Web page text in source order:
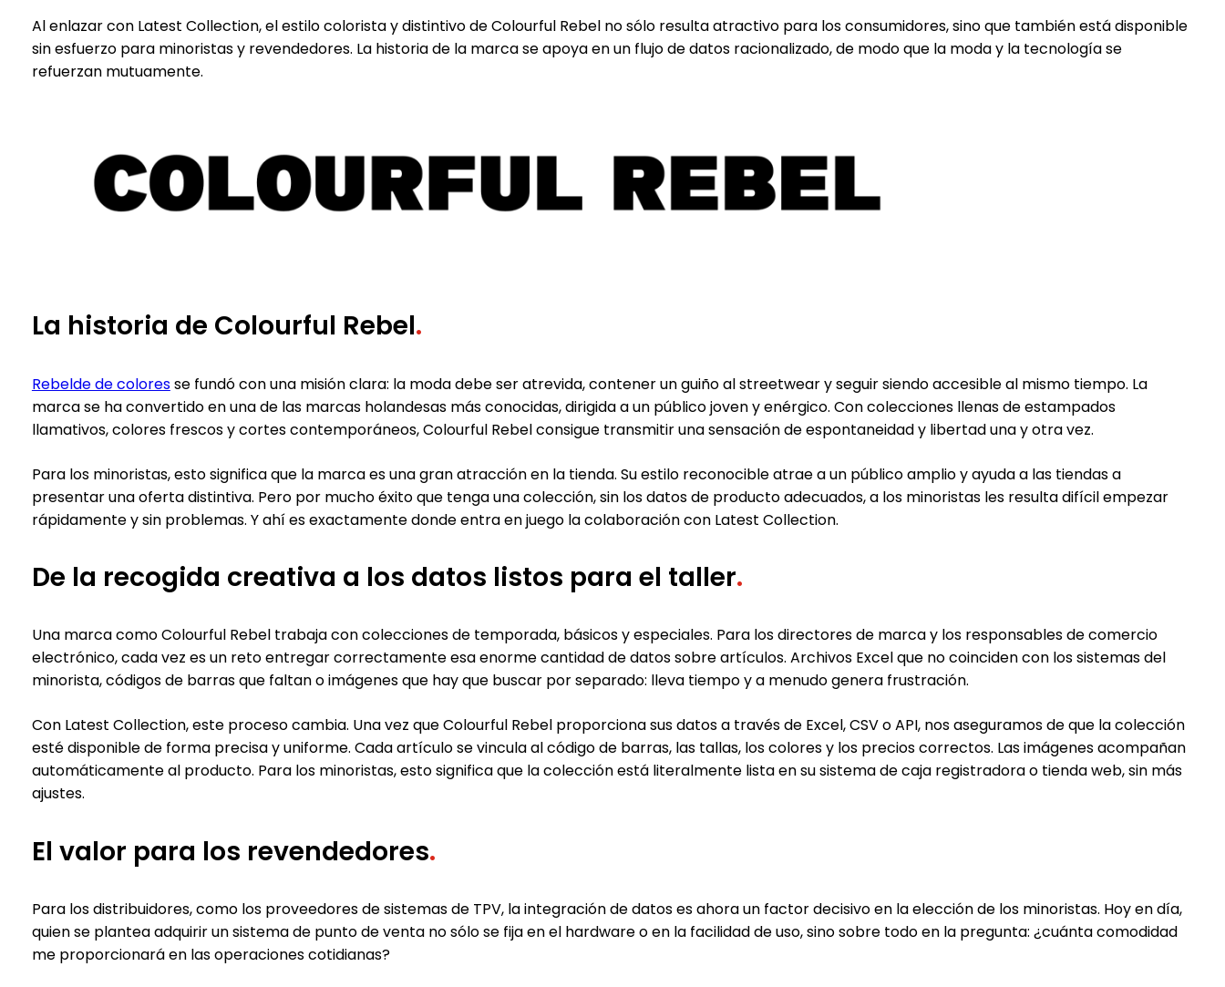
Al enlazar con Latest Collection, el estilo colorista y distintivo de Colourful Rebel no sólo resulta atractivo para los consumidores, sino que también está disponible
sin esfuerzo para minoristas y revendedores. La historia de la marca se apoya en un flujo de datos racionalizado, de modo que la moda y la tecnología se
refuerzan mutuamente.
La historia de Colourful Rebel.
Rebelde de coloresse fundó con una misión clara: la moda debe ser atrevida, contener un guiño al streetwear y seguir siendo accesible al mismo tiempo. La
marca se ha convertido en una de las marcas holandesas más conocidas, dirigida a un público joven y enérgico. Con colecciones llenas de estampados
llamativos, colores frescos y cortes contemporáneos, Colourful Rebel consigue transmitir una sensación de espontaneidad y libertad una y otra vez.
Para los minoristas, esto significa que la marca es una gran atracción en la tienda. Su estilo reconocible atrae a un público amplio y ayuda a las tiendas a
presentar una oferta distintiva. Pero por mucho éxito que tenga una colección, sin los datos de producto adecuados, a los minoristas les resulta difícil empezar
rápidamente y sin problemas. Y ahí es exactamente donde entra en juego la colaboración con Latest Collection.
De la recogida creativa a los datos listos para el taller.
Una marca como Colourful Rebel trabaja con colecciones de temporada, básicos y especiales. Para los directores de marca y los responsables de comercio
electrónico, cada vez es un reto entregar correctamente esa enorme cantidad de datos sobre artículos. Archivos Excel que no coinciden con los sistemas del
minorista, códigos de barras que faltan o imágenes que hay que buscar por separado: lleva tiempo y a menudo genera frustración.
Con Latest Collection, este proceso cambia. Una vez que Colourful Rebel proporciona sus datos a través de Excel, CSV o API, nos aseguramos de que la colección
esté disponible de forma precisa y uniforme. Cada artículo se vincula al código de barras, las tallas, los colores y los precios correctos. Las imágenes acompañan
automáticamente al producto. Para los minoristas, esto significa que la colección está literalmente lista en su sistema de caja registradora o tienda web, sin más
ajustes.
El valor para los revendedores.
Para los distribuidores, como los proveedores de sistemas de TPV, la integración de datos es ahora un factor decisivo en la elección de los minoristas. Hoy en día,
quien se plantea adquirir un sistema de punto de venta no sólo se fija en el hardware o en la facilidad de uso, sino sobre todo en la pregunta: ¿cuánta comodidad
me proporcionará en las operaciones cotidianas?